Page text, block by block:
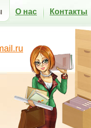
О нас Контакты